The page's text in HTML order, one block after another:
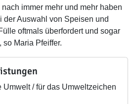
immer mehr und mehr haben
der Auswahl von Speisen und
oftmals überfordert und sogar
so Maria Pfeiffer.
Umwelt / für das Umweltzeichen